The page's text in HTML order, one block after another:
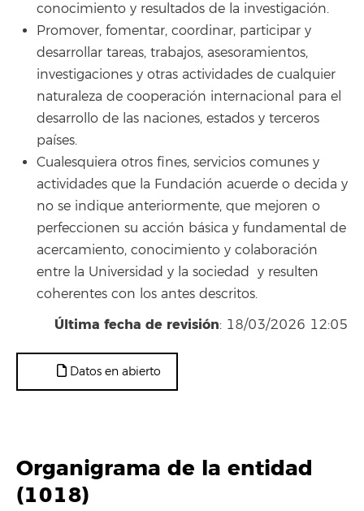
conocimiento y resultados de la investigación.
Promover, fomentar, coordinar, participar y
desarrollar tareas, trabajos, asesoramientos,
investigaciones y otras actividades de cualquier
naturaleza de cooperación internacional para el
desarrollo de las naciones, estados y terceros
países.
Cualesquiera otros fines, servicios comunes y
actividades que la Fundación acuerde o decida y
no se indique anteriormente, que mejoren o
perfeccionen su acción básica y fundamental de
acercamiento, conocimiento y colaboración
entre la Universidad y la sociedad y resulten
coherentes con los antes descritos.
Última fecha de revisión: 18/03/2026 12:05
Datos en abierto
Organigrama de la entidad
(1018)